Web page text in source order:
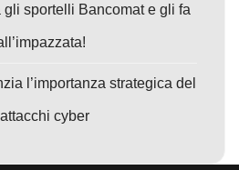
sportelli Bancomat e gli fa
l’importanza strategica del
cyber